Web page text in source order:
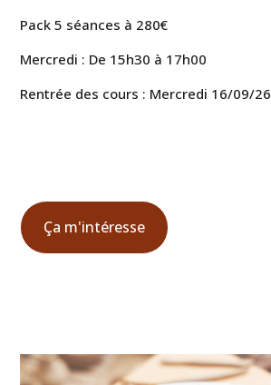
Pack 5 séances à 280€
Mercredi : De 15h30 à 17h00
Rentrée des cours : Mercredi 16/09/26
Ça m'intéresse